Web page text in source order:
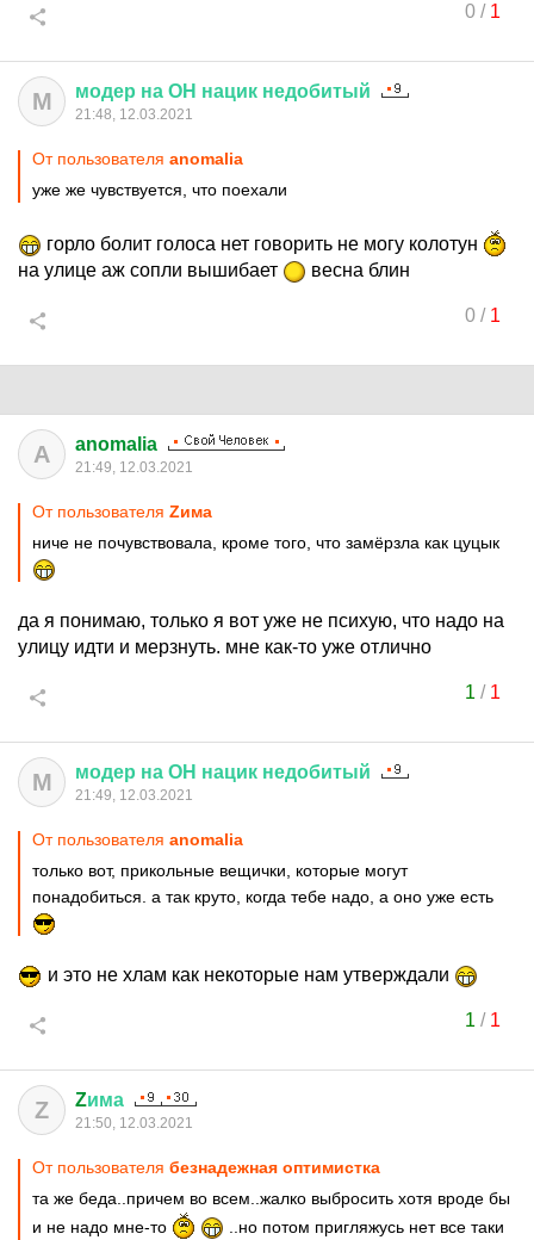
0/ 1
М модер на ОН нацик недобитый
21:48, 12.03.2021
От пользователя anomalia
уже же чувствуется, что поехали
горло болит голоса нет говорить не могу колотун
на улице аж сопли вышибает
весна блин
0/ 1
A anomalia
21:49, 12.03.2021
От пользователя Zима
ниче не почувствовала, кроме того, что замёрзла как цуцык
да я понимаю, только я вот уже не психую, что надо на
улицу идти и мерзнуть. мне как-то уже отлично
1 / 1
М модер на ОН нацик недобитый
21:49, 12.03.2021
От пользователя anomalia
только вот, прикольные вещички, которые могут
понадобиться. а так круто, когда тебе надо, а оно уже есть
и это не хлам как некоторые нам утверждали
1 / 1
Z Zима
21:50, 12.03.2021
От пользователя безнадежная оптимистка
та же беда..причем во всем..жалко выбросить хотя вроде бы
и не надо мне-то
..но потом пригляжусь нет все таки